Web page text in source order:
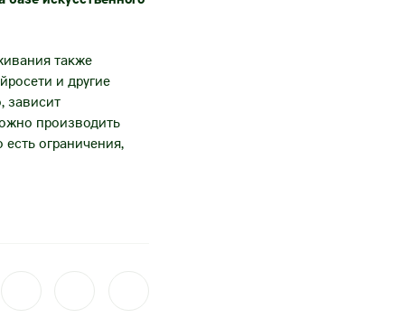
также
и другие
зависит
производить
ограничения,